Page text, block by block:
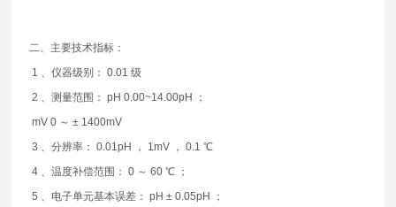
二、主要技术指标：
1 、仪器级别： 0.01 级
2 、测量范围： pH 0.00~14.00pH ；
mV 0 ～ ± 1400mV
3 、分辨率： 0.01pH ， 1mV ， 0.1 ℃
4 、温度补偿范围： 0 ～ 60 ℃ ；
5 、电子单元基本误差： pH ± 0.05pH ；